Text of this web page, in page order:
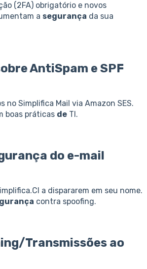
(2FA) obrigatório e novos
a segurança da sua
AntiSpam e SPF
no Simplifica Mail via Amazon SES.
boas práticas deTI.
do e-mail
a dispararem em seu nome.
contra spoofing.
Transmissões ao